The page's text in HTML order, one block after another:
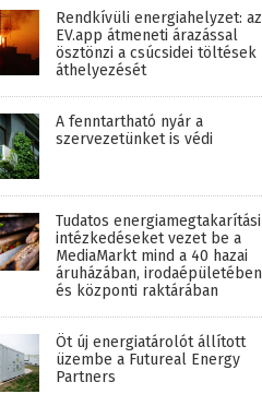
Rendkívüli energiahelyzet: az
EV.app átmeneti árazással
ösztönzi a csúcsidei töltések
áthelyezését
A fenntartható nyár a
szervezetünket is védi
Tudatos energiamegtakarítási
intézkedéseket vezet be a
MediaMarkt mind a 40 hazai
áruházában, irodaépületében
és központi raktárában
Öt új energiatárolót állított
üzembe a Futureal Energy
Partners